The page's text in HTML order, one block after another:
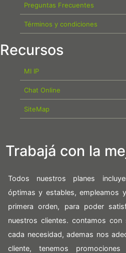
Preguntas Frecuentes
Términos y condiciones
Recursos
MI IP
Chat Online
SiteMap
Trabajá con la
Todos nuestros planes
óptimas y estables, empleamos
primera orden, para poder
nuestros clientes. contamos con
cada necesidad, ademas nos
cliente, tenemos